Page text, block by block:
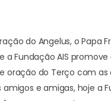
do Angelus, oPapa
a Fundação AIS promove
oração do Terço com as
amigos e amigas, hoje a